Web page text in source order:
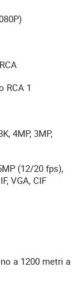
RCA 1
4MP, 3MP,
(12/20 fps),
VGA, CIF
a 1200 metri a